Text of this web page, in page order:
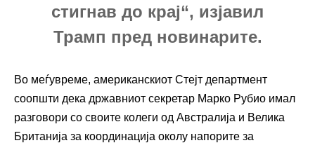
стигнав до крај“, изјавил
Трамп пред новинарите.
Во меѓувреме, американскиот Стејт департмент
соопшти дека државниот секретар Марко Рубио имал
разговори со своите колеги од Австралија и Велика
Британија за координација околу напорите за